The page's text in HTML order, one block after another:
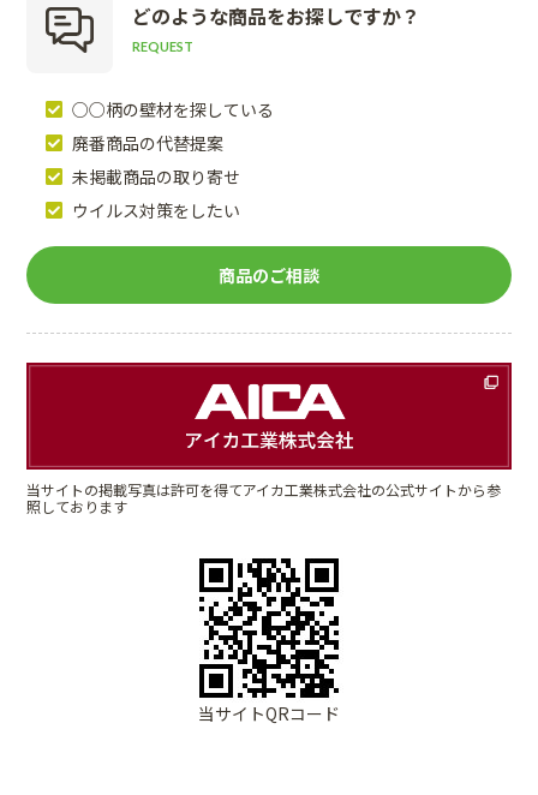
どのような商品をお探しですか？
REQUEST
○○柄の壁材を探している
廃番商品の代替提案
未掲載商品の取り寄せ
ウイルス対策をしたい
商品のご相談
当サイトの掲載写真は許可を得てアイカ工業株式会社の公式サイトから参
照しております
当サイトQRコード